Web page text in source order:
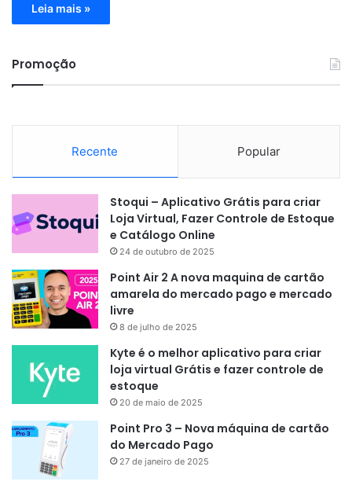
Leia mais »
Promoção
Recente Popular
Stoqui – Aplicativo Grátis para criar
Loja Virtual, Fazer Controle de Estoque
e Catálogo Online
24 de outubro de 2025
Point Air 2 A nova maquina de cartão
amarela do mercado pago e mercado
livre
8 de julho de 2025
Kyte é o melhor aplicativo para criar
loja virtual Grátis e fazer controle de
estoque
20 de maio de 2025
Point Pro 3 – Nova máquina de cartão
do Mercado Pago
27 de janeiro de 2025